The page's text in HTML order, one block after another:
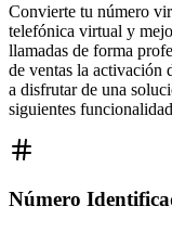
Convierte tu número
telefónica virtual y
llamadas de forma
de ventas la activación
a disfrutar de una
siguientes
Número